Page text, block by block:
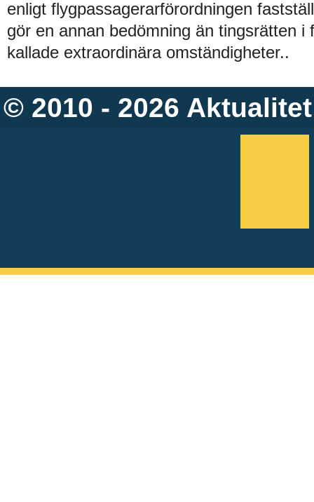
enligt flygpassagerarförordningen
gör en annan bedömning än tingsrätten i
kallade extraordinära omständigheter..
© 2010 - 2026 Aktualitet